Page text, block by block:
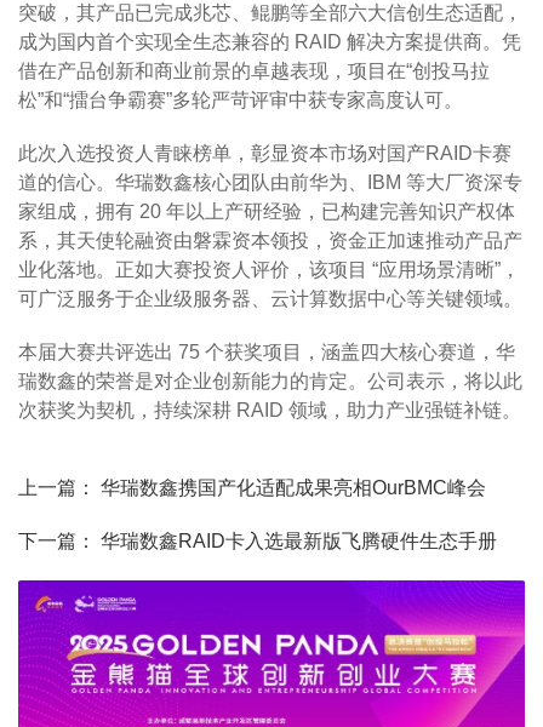
突破，其产品已完成兆芯、鲲鹏等全部六大信创生态适配，
成为国内首个实现全生态兼容的 RAID 解决方案提供商。凭
借在产品创新和商业前景的卓越表现，项目在“创投马拉
松”和“擂台争霸赛”多轮严苛评审中获专家高度认可。
此次入选投资人青睐榜单，彰显资本市场对国产RAID卡赛
道的信心。华瑞数鑫核心团队由前华为、 IBM 等大厂资深专
家组成，拥有 20 年以上产研经验，已构建完善知识产权体
系，其天使轮融资由磐霖资本领投，资金正加速推动产品产
业化落地。正如大赛投资人评价，该项目 “应用场景清晰” ，
可广泛服务于企业级服务器、云计算数据中心等关键领域。
本届大赛共评选出 75 个获奖项目，涵盖四大核心赛道，华
瑞数鑫的荣誉是对企业创新能力的肯定。公司表示，将以此
次获奖为契机，持续深耕 RAID 领域，助力产业强链补链。
上一篇： 华瑞数鑫携国产化适配成果亮相OurBMC峰会
下一篇： 华瑞数鑫RAID卡入选最新版飞腾硬件生态手册